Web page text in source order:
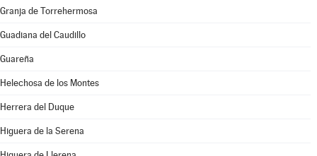
Granja de Torrehermosa
Guadiana del Caudillo
Guareña
Helechosa de los Montes
Herrera del Duque
Higuera de la Serena